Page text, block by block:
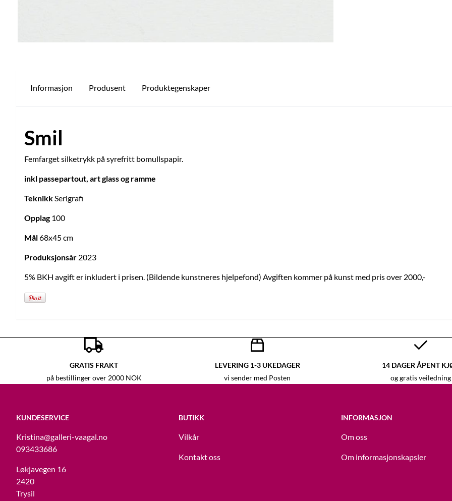
Informasjon Produsent Produktegenskaper
Smil
Femfarget silketrykk på syrefritt bomullspapir.
inkl passepartout, art glass og ramme
TeknikkSerigrafi
Opplag100
Mål68x45 cm
Produksjonsår 2023
5% BKH avgift er inkludert i prisen. (Bildende kunstneres hjelpefond) Avgiften kommer på kunst med pris over 2000,-
GRATIS FRAKT
på bestillinger over 2000 NOK
LEVERING 1-3 UKEDAGER
vi sender med Posten
14 DAGER ÅPENT
og gratis veiledning
KUNDESERVICE
Kristina@galleri-vaagal.no
093433686
Løkjavegen 16
2420
Trysil
BUTIKK
Vilkår
Kontakt oss
INFORMASJON
Om oss
Om informasjonskapsler